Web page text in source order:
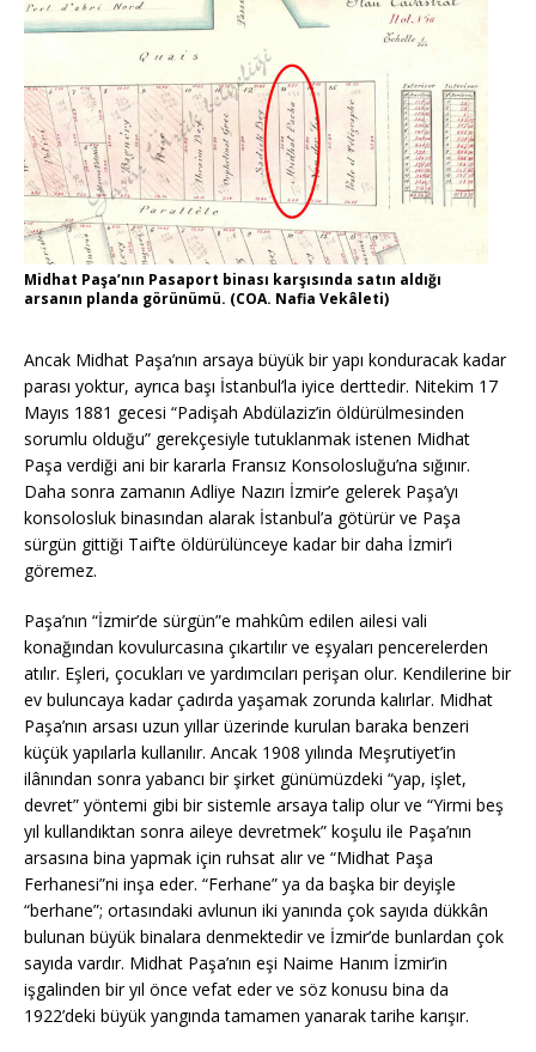
Midhat Paşa’nın Pasaport binası karşısında satın aldığı
arsanın planda görünümü. (COA. Nafia Vekâleti)
Ancak Midhat Paşa’nın arsaya büyük bir yapı konduracak kadar
parası yoktur, ayrıca başı İstanbul’la iyice derttedir. Nitekim 17
Mayıs 1881 gecesi “Padişah Abdülaziz’in öldürülmesinden
sorumlu olduğu” gerekçesiyle tutuklanmak istenen Midhat
Paşa verdiği ani bir kararla Fransız Konsolosluğu’na sığınır.
Daha sonra zamanın Adliye Nazırı İzmir’e gelerek Paşa’yı
konsolosluk binasından alarak İstanbul’a götürür ve Paşa
sürgün gittiği Taif’te öldürülünceye kadar bir daha İzmir’i
göremez.
Paşa’nın “İzmir’de sürgün”e mahkûm edilen ailesi vali
konağından kovulurcasına çıkartılır ve eşyaları pencerelerden
atılır. Eşleri, çocukları ve yardımcıları perişan olur. Kendilerine bir
ev buluncaya kadar çadırda yaşamak zorunda kalırlar. Midhat
Paşa’nın arsası uzun yıllar üzerinde kurulan baraka benzeri
küçük yapılarla kullanılır. Ancak 1908 yılında Meşrutiyet’in
ilânından sonra yabancı bir şirket günümüzdeki “yap, işlet,
devret” yöntemi gibi bir sistemle arsaya talip olur ve “Yirmi beş
yıl kullandıktan sonra aileye devretmek” koşulu ile Paşa’nın
arsasına bina yapmak için ruhsat alır ve “Midhat Paşa
Ferhanesi”ni inşa eder. “Ferhane” ya da başka bir deyişle
“berhane”; ortasındaki avlunun iki yanında çok sayıda dükkân
bulunan büyük binalara denmektedir ve İzmir’de bunlardan çok
sayıda vardır. Midhat Paşa’nın eşi Naime Hanım İzmir’in
işgalinden bir yıl önce vefat eder ve söz konusu bina da
1922’deki büyük yangında tamamen yanarak tarihe karışır.